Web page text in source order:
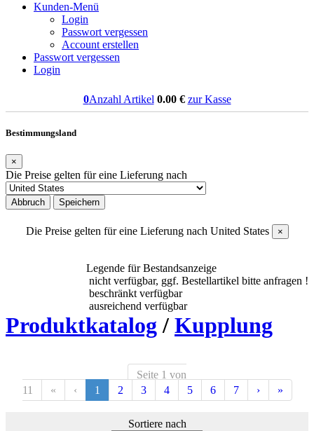
Kunden-Menü
Login
Passwort vergessen
Account erstellen
Passwort vergessen
Login
0Anzahl Artikel 0.00€ zur Kasse
Bestimmungsland
×
Die Preise gelten für eine Lieferung nach
Abbruch Speichern
Die Preise gelten für eine Lieferung nach United States ×
Legende für Bestandsanzeige
nicht verfügbar, ggf. Bestellartikel bitte anfragen !
beschränkt verfügbar
ausreichend verfügbar
Produktkatalog / Kupplung
Seite 1 von
11
« ‹ 1 2 3 4 5 6 7 › »
Sortiere nach